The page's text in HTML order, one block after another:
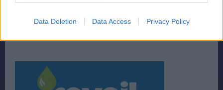
Data Deletion Data Access Privacy Policy